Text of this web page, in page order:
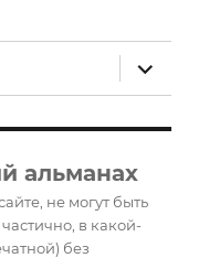
меню
альманах
не могут быть
в какой-
без